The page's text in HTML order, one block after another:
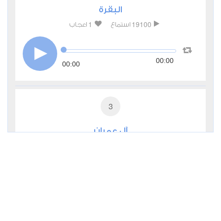
البقرة
19100 استماع 1 اعجاب
00:00 00:00
3
آل عمران